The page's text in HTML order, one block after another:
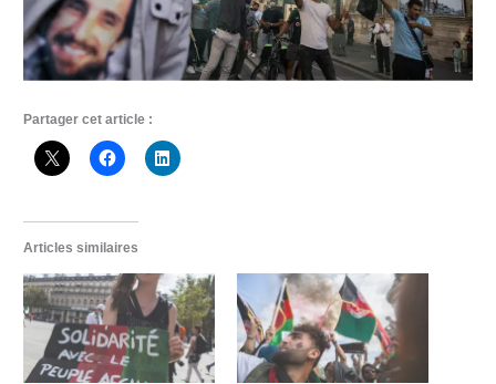
Partager cet article :
Articles similaires